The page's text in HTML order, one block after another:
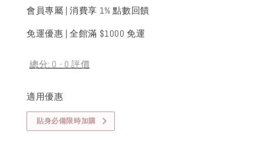
會員專屬 | 消費享 1% 點數回饋
免運優惠 | 全館滿 $1000 免運
總分: 0 - 0 評價
適用優惠
貼身必備限時加購